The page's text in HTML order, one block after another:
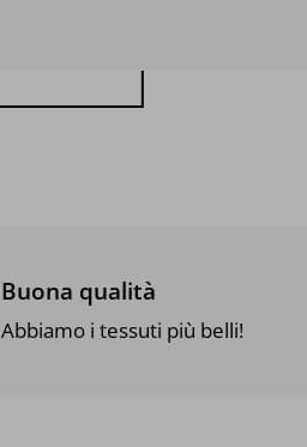
Buona qualità
Abbiamo i tessuti più belli!